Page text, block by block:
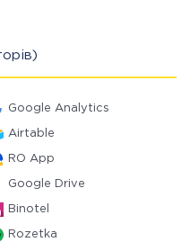
Google Analytics
Airtable
RO App
Google Drive
Binotel
Rozetka